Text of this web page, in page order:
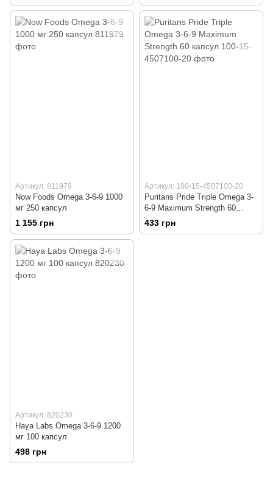
Артикул: 811979
Now Foods Omega 3-6-9 1000
мг 250 капсул
1 155 грн
Артикул: 100-15-4507100-20
Puritans Pride Triple Omega 3-
6-9 Maximum Strength 60
капсул
433 грн
Артикул: 820230
Haya Labs Omega 3-6-9 1200
мг 100 капсул
498 грн